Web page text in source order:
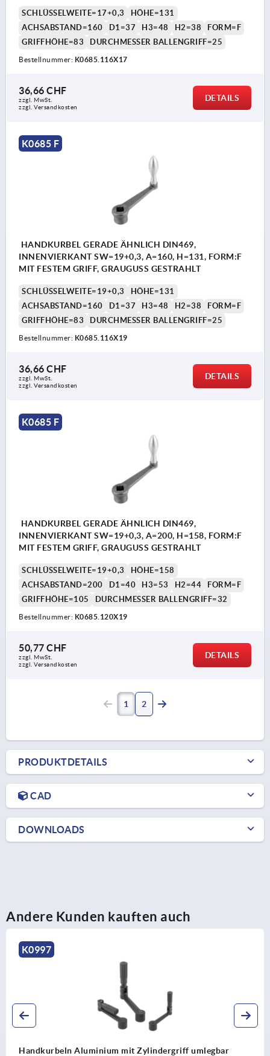
SCHLÜSSELWEITE=17+0,3
HÖHE=131
ACHSABSTAND=160
D1=37 H3=48 H2=38
FORM=F
GRIFFHÖHE=83
DURCHMESSER BALLENGRIFF=25
Bestellnummer: K0685.116X17
36,66 CHF
zzgl. MwSt.
zzgl. Versandkosten
DETAILS
K0685 F
HANDKURBEL GERADE ÄHNLICH DIN469,
INNENVIERKANT SW=19+0,3, A=160, H=131, FORM:F
MIT FESTEM GRIFF, GRAUGUSS GESTRAHLT
SCHLÜSSELWEITE=19+0,3
HÖHE=131
ACHSABSTAND=160
D1=37 H3=48 H2=38
FORM=F
GRIFFHÖHE=83
DURCHMESSER BALLENGRIFF=25
Bestellnummer: K0685.116X19
36,66 CHF
zzgl. MwSt.
zzgl. Versandkosten
DETAILS
K0685 F
HANDKURBEL GERADE ÄHNLICH DIN469,
INNENVIERKANT SW=19+0,3, A=200, H=158, FORM:F
MIT FESTEM GRIFF, GRAUGUSS GESTRAHLT
SCHLÜSSELWEITE=19+0,3
HÖHE=158
ACHSABSTAND=200
D1=40 H3=53 H2=44
FORM=F
GRIFFHÖHE=105
DURCHMESSER BALLENGRIFF=32
Bestellnummer: K0685.120X19
50,77 CHF
zzgl. MwSt.
zzgl. Versandkosten
DETAILS
1 2
PRODUKTDETAILS
CAD
DOWNLOADS
Andere Kunden kauften auch
umlegbar Handkurbeln mit